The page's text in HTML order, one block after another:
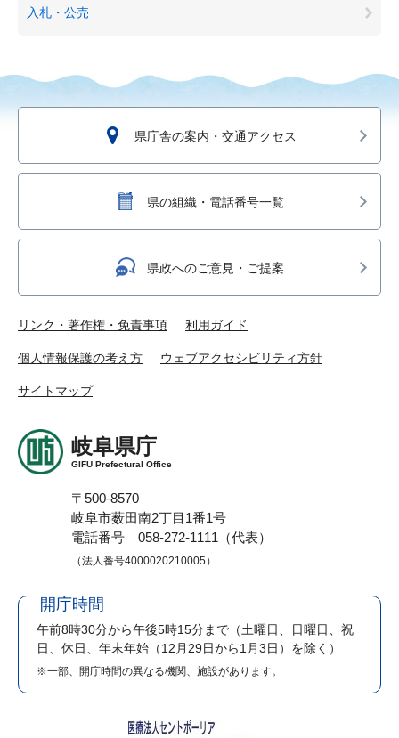
入札・公売
県庁舎の案内・交通アクセス
県の組織・電話番号一覧
県政へのご意見・ご提案
リンク・著作権・免責事項 利用ガイド
個人情報保護の考え方 ウェブアクセシビリティ方針
サイトマップ
岐阜県庁
GIFU Prefectural Office
〒500-8570
岐阜市薮田南2丁目1番1号
電話番号 058-272-1111（代表）
（法人番号4000020210005）
開庁時間
午前8時30分から午後5時15分まで （土曜日、日曜日、祝
日、休日、年末年始（12月29日から1月3日）を除く）
※一部、開庁時間の異なる機関、施設があります。